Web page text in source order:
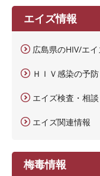
エイズ情報
広島県のHIV/エ
ＨＩＶ感染の予防
エイズ検査・相談
エイズ関連情報
梅毒情報